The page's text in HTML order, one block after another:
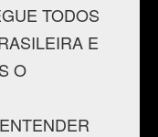
TODOS
E
O